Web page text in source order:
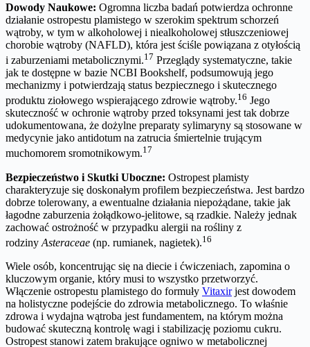
Dowody Naukowe: Ogromna liczba badań potwierdza ochronne
działanie ostropestu plamistego w szerokim spektrum schorzeń
wątroby, w tym w alkoholowej i niealkoholowej stłuszczeniowej
chorobie wątroby (NAFLD), która jest ściśle powiązana z otyłością
i zaburzeniami metabolicznymi.17 Przeglądy systematyczne, takie
jak te dostępne w bazie NCBI Bookshelf, podsumowują jego
mechanizmy i potwierdzają status bezpiecznego i skutecznego
produktu ziołowego wspierającego zdrowie wątroby.16 Jego
skuteczność w ochronie wątroby przed toksynami jest tak dobrze
udokumentowana, że dożylne preparaty sylimaryny są stosowane w
medycynie jako antidotum na zatrucia śmiertelnie trującym
muchomorem sromotnikowym.17
Bezpieczeństwo i Skutki Uboczne: Ostropest plamisty
charakteryzuje się doskonałym profilem bezpieczeństwa. Jest bardzo
dobrze tolerowany, a ewentualne działania niepożądane, takie jak
łagodne zaburzenia żołądkowo-jelitowe, są rzadkie. Należy jednak
zachować ostrożność w przypadku alergii na rośliny z
rodziny Asteraceae (np. rumianek, nagietek).16
Wiele osób, koncentrując się na diecie i ćwiczeniach, zapomina o
kluczowym organie, który musi to wszystko przetworzyć.
Włączenie ostropestu plamistego do formuły Vitaxirjest dowodem
na holistyczne podejście do zdrowia metabolicznego. To właśnie
zdrowa i wydajna wątroba jest fundamentem, na którym można
budować skuteczną kontrolę wagi i stabilizację poziomu cukru.
Ostropest stanowi zatem brakujące ogniwo w metabolicznej